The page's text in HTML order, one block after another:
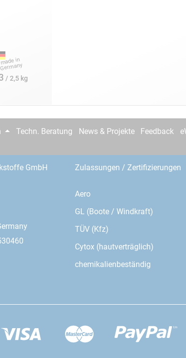
/ 2,5 kg
Techn. Beratung News & Projekte Feedback
GmbH
Zulassungen / Zertifizierungen
Aero
GL (Boote / Windkraft)
TÜV (Kfz)
Cytox (hautverträglich)
chemikalienbeständig